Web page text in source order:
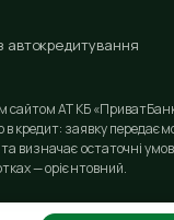
автокредитування
сайтом АТ КБ
в кредит: заявку
визначає остаточні
— орієнтовний.